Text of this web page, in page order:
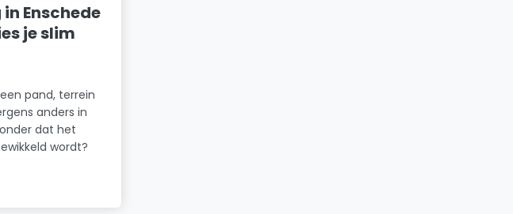
Enschede
je slim
pand, terrein
anders in
dat het
wordt?